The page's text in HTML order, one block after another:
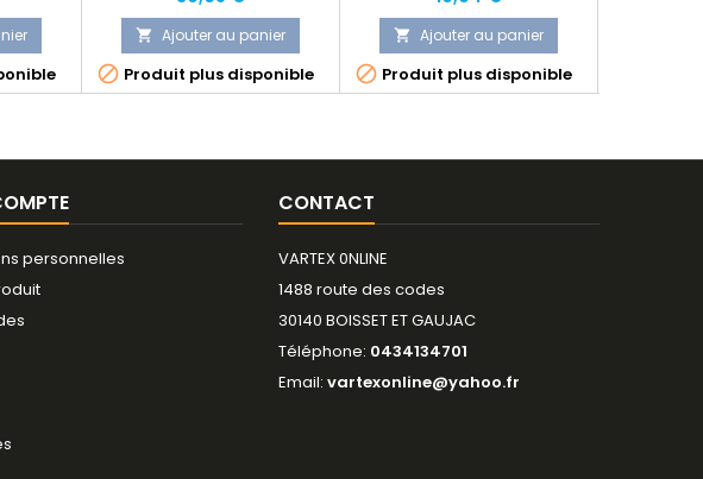
 Ajouter au panier
 Produit plus disponible
 Ajouter au panier
 Produit plus disponible
personnelles
CONTACT
VARTEX 0NLINE
1488 route des codes
30140 BOISSET ET GAUJAC
Téléphone: 0434134701
Email: vartexonline@yahoo.fr